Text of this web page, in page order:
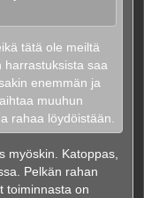
tätä ole meiltä
harrastuksista saa
enemmän ja
muuhun
rahaa löydöistään.
myöskin. Katoppas,
Pelkän rahan
toiminnasta on